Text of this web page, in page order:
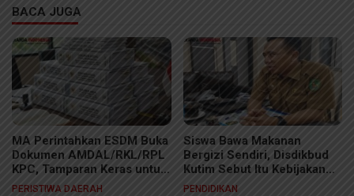
BACA JUGA
MA Perintahkan ESDM Buka
Dokumen AMDAL/RKL/RPL
KPC, Tamparan Keras untuk
Rezim Rahasiakan Dokumen
PERISTIWA DAERAH
Siswa Bawa Makanan
Bergizi Sendiri, Disdikbud
Kutim Sebut Itu Kebijakan
Sekolah
PENDIDIKAN